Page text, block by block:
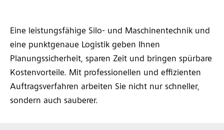
Eine leistungsfähige Silo- und Maschinentechnik und
eine punktgenaue Logistik geben Ihnen
Planungssicherheit, sparen Zeit und bringen spürbare
Kostenvorteile. Mit professionellen und effizienten
Auftragsverfahren arbeiten Sie nicht nur schneller,
sondern auch sauberer.